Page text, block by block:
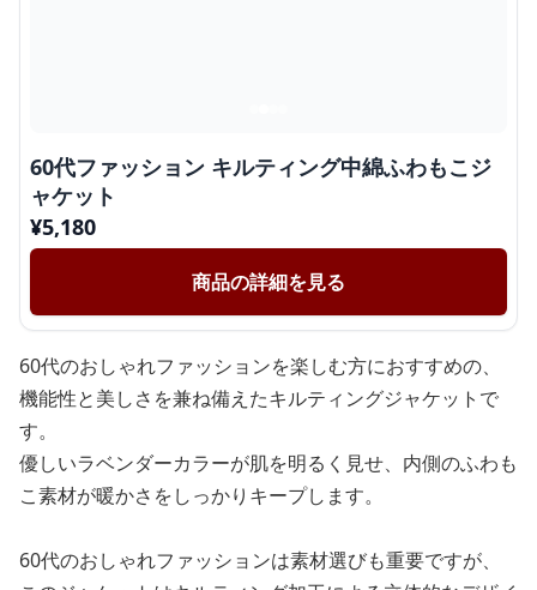
60代ファッション キルティング中綿ふわもこジ
ャケット
¥5,180
商品の詳細を見る
60代のおしゃれファッションを楽しむ方におすすめの、
機能性と美しさを兼ね備えたキルティングジャケットで
す。
優しいラベンダーカラーが肌を明るく見せ、内側のふわも
こ素材が暖かさをしっかりキープします。
60代のおしゃれファッションは素材選びも重要ですが、